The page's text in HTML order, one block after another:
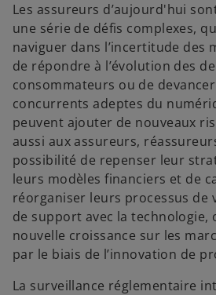
Les assureurs d’aujourd'hui
une série de défis complexes,
naviguer dans l’incertitude des
de répondre à l’évolution des
consommateurs ou de
concurrents adeptes du
peuvent ajouter de nouveaux
aussi aux assureurs,
possibilité de repenser leur
leurs modèles financiers et de
réorganiser leurs processus de
de support avec la technologie,
nouvelle croissance sur les
par le biais de l’innovation de
La surveillance réglementaire